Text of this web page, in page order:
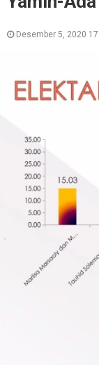
Desember 5, 2020